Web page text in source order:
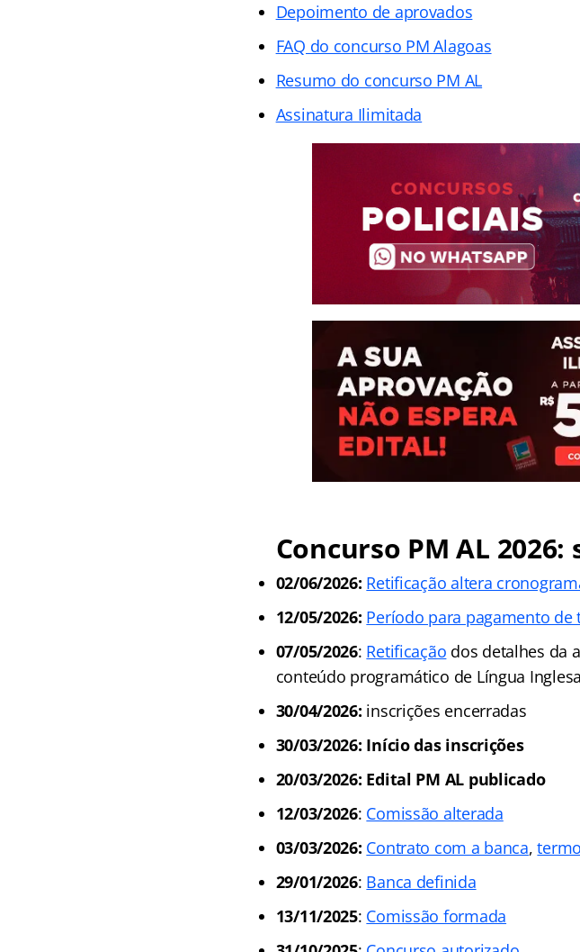
Depoimento de aprovados
FAQ do concurso PM Alagoas
Resumo do concurso PM AL
Assinatura Ilimitada
Concurso PM AL
02/06/2026: Retificação altera
12/05/2026: Período para pagamento
07/05/2026: Retificação dos detalhes da
conteúdo programático de Língua
30/04/2026: inscrições encerradas
30/03/2026: Início das inscrições
20/03/2026: Edital PM AL publicado
12/03/2026: Comissão alterada
03/03/2026: Contrato com a banca,
29/01/2026: Banca definida
13/11/2025: Comissão formada